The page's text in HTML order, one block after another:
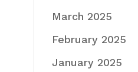
March 2025
February 2025
January 2025